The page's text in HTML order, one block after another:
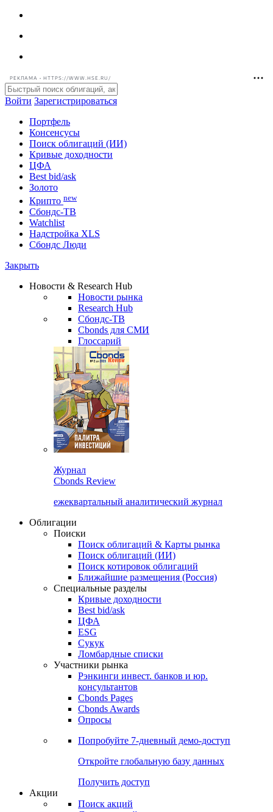
РЕКЛАМА • HTTPS://WWW.HSE.RU/
Войти Зарегистрироваться
Портфель
Консенсусы
Поиск облигаций (ИИ)
Кривые доходности
ЦФА
Best bid/ask
Золото
Крипто new
Watchlist
Сбондс Люди
Новости & Research Hub
Новости рынка
Research Hub
Сбондс-ТВ
Cbonds для СМИ
Глоссарий
Cbonds Review
ежеквартальный аналитический журнал
Облигации
Поиски
Поиск облигаций & Карты рынка
Поиск облигаций (ИИ)
Поиск котировок облигаций
Ближайшие размещения (Россия)
Специальные разделы
Кривые доходности
Best bid/ask
ЦФА
ESG
Сукук
Ломбардные списки
Участники рынка
Рэнкинги инвест. банков и юр.
Cbonds Pages
Опросы
Попробуйте7-дневный
Откройте глобальную базу данных